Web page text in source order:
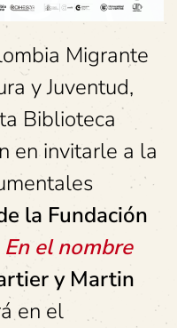
Migrante
y Juventud,
Biblioteca
en invitarle a la
la Fundación
En el nombre
y Martin
en el